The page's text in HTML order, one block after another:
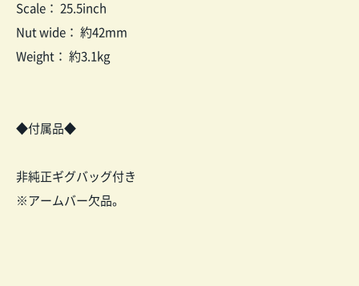
Scale： 25.5inch
Nut wide： 約42mm
Weight： 約3.1kg
◆付属品◆
非純正ギグバッグ付き
※アームバー欠品。